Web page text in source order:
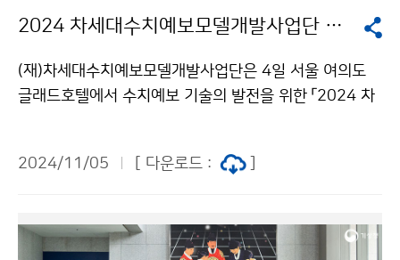
2024 차세대수치예보모델개발사업단 국제 학술회의
(재)차세대수치예보모델개발사업단은 4일 서울 여의도
글래드호텔에서 수치예보 기술의 발전을 위한 「2024 차
2024/11/05
[ 다운로드 :